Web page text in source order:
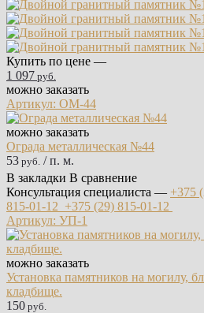
Купить по цене —
1 097 руб.
можно заказать
Артикул: ОМ-44
можно заказать
Ограда металлическая №44
53 руб. / п. м.
В закладки В сравнение
Консультация специалиста — +375
815-01-12 +375 (29) 815-01-12
Артикул: УП-1
можно заказать
Установка памятников на могилу,
кладбище.
150 руб.